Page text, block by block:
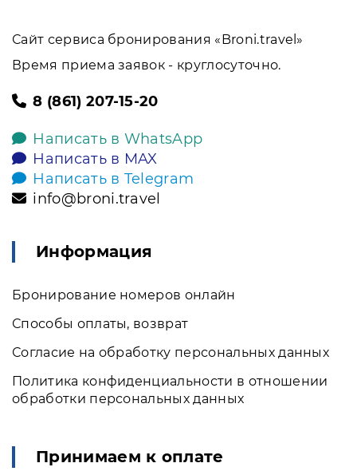
Сайт сервиса бронирования «Broni.travel»
Время приема заявок - круглосуточно.
8 (861) 207-15-20
Написать в WhatsApp
Написать в MAX
Написать в Telegram
info@broni.travel
Информация
Бронирование номеров онлайн
Способы оплаты, возврат
Согласие на обработку персональных данных
Политика конфиденциальности в отношении
обработки персональных данных
Принимаем к оплате